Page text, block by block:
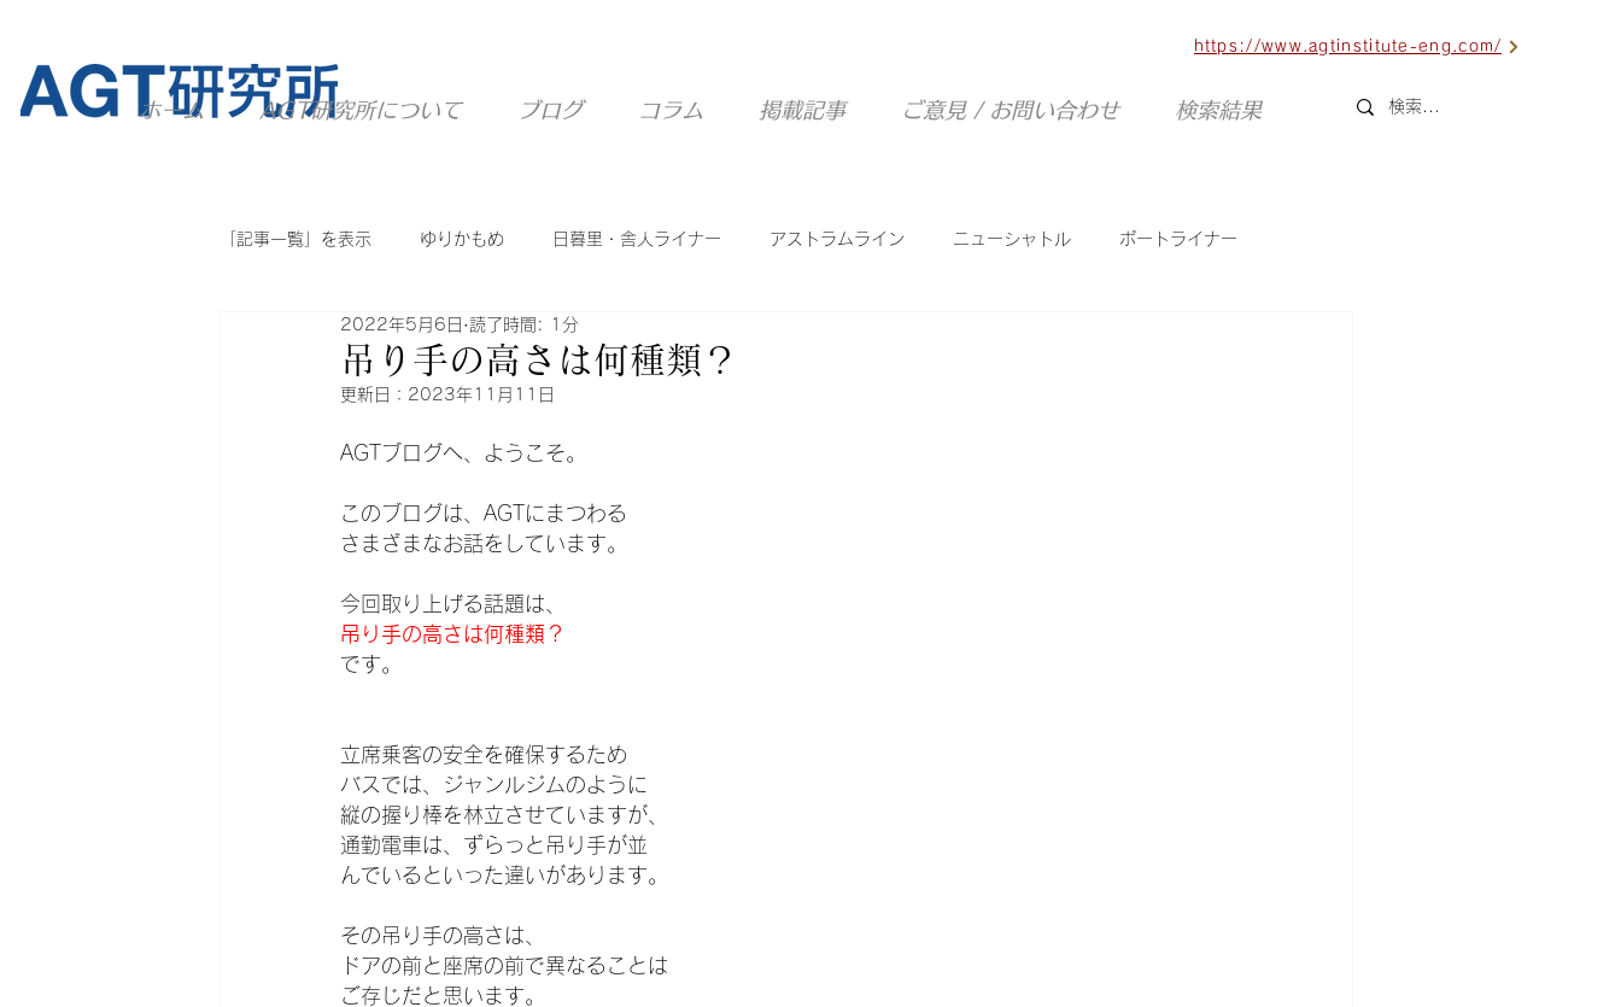
https://www.agtinstitute-eng.com/
ホーム AGT研究所について ブログ コラム 掲載記事 ご意見 / お問い合わせ 検索結果
「記事一覧」を表示 ゆりかもめ 日暮里・舎人ライナー アストラムライン ニューシャトル ポートライナー
ニュートラム ユーカリが丘線
吊り手の高さは何種類？
2022年5月6日 読了時間: 1分
更新日： 2023年11月11日
AGTブログへ、ようこそ。
このブログは、AGTにまつわる
さまざまなお話をしています。
今回取り上げる話題は、
吊り手の高さは何種類？
です。
立席乗客の安全を確保するため
バスでは、ジャンルジムのように
縦の握り棒を林立させていますが、
通勤電車は、ずらっと吊り手が並
んでいるといった違いがあります。
その吊り手の高さは、
ドアの前と座席の前で異なることは
ご存じだと思います。